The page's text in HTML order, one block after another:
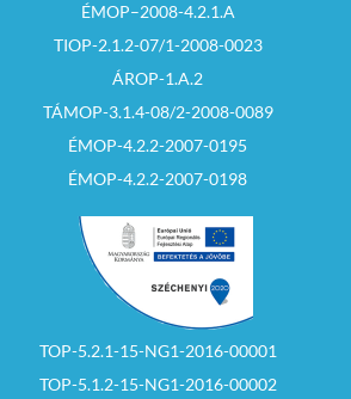
ÉMOP–2008-4.2.1.A
TIOP-2.1.2-07/1-2008-0023
ÁROP-1.A.2
TÁMOP-3.1.4-08/2-2008-0089
ÉMOP-4.2.2-2007-0195
ÉMOP-4.2.2-2007-0198
TOP-5.2.1-15-NG1-2016-00001
TOP-5.1.2-15-NG1-2016-00002